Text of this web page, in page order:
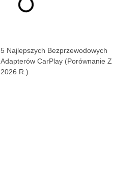
5 Najlepszych Bezprzewodowych
Adapterów CarPlay (porównanie Z
2026 R.)